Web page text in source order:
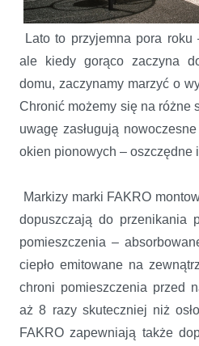
Lato to przyjemna pora roku
ale kiedy gorąco zaczyna
domu, zaczynamy marzyć o
Chronić możemy się na różne
uwagę zasługują
okien pionowych – oszczędne
Markizy marki FAKRO
dopuszczają do przenikania
pomieszczenia –
ciepło emitowane na
chroni pomieszczenia przed
aż 8 razy skuteczniej niż
FAKRO zapewniają także